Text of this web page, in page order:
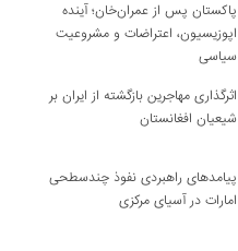
پاکستان پس از عمران‌خان؛ آینده
اپوزیسیون، اعتراضات و مشروعیت
سیاسی
اثرگذاری مهاجرین بازگشته از ایران بر
شیعیان افغانستان
پیامدهای راهبردی نفوذ چندسطحی
امارات در آسیای مرکزی